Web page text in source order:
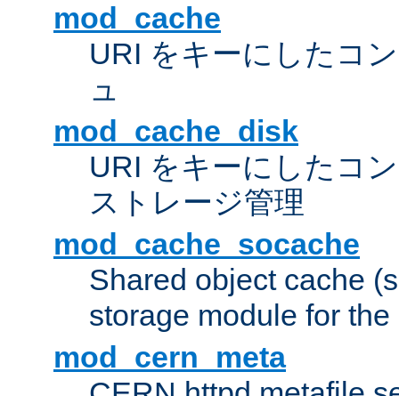
mod_cache
URI をキーにしたコ
ュ
mod_cache_disk
URI をキーにしたコ
ストレージ管理
mod_cache_socache
Shared object cache
storage module for
mod_cern_meta